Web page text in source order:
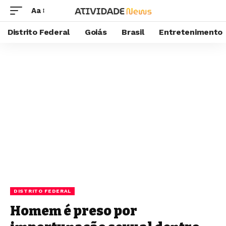
Aa
Distrito Federal Goiás Brasil Entretenimento
DISTRITO FEDERAL
Homem é preso por